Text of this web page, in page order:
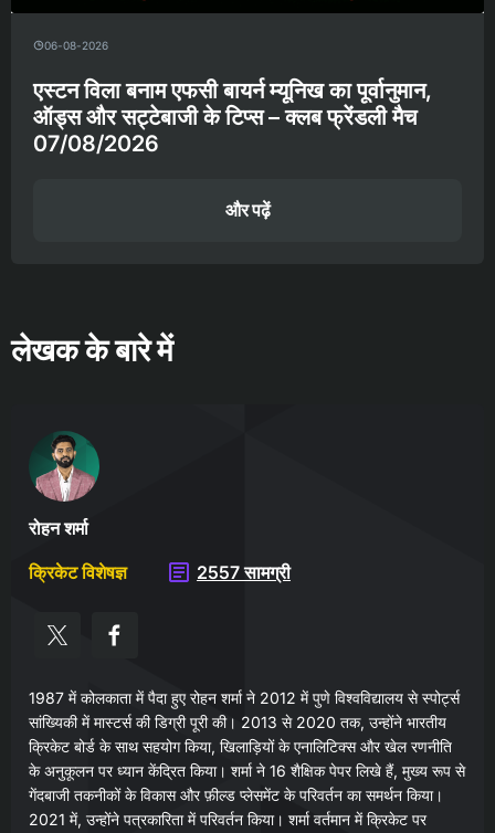
06-08-2026
एस्टन विला बनाम एफसी बायर्न म्यूनिख का पूर्वानुमान,
ऑड्स और सट्टेबाजी के टिप्स – क्लब फ्रेंडली मैच
07/08/2026
और पढ़ें
लेखक के बारे में
रोहन शर्मा
क्रिकेट विशेषज्ञ
2557 सामग्री
1987 में कोलकाता में पैदा हुए रोहन शर्मा ने 2012 में पुणे विश्वविद्यालय से स्पोर्ट्स
सांख्यिकी में मास्टर्स की डिग्री पूरी की। 2013 से 2020 तक, उन्होंने भारतीय
क्रिकेट बोर्ड के साथ सहयोग किया, खिलाड़ियों के एनालिटिक्स और खेल रणनीति
के अनुकूलन पर ध्यान केंद्रित किया। शर्मा ने 16 शैक्षिक पेपर लिखे हैं, मुख्य रूप से
गेंदबाजी तकनीकों के विकास और फ़ील्ड प्लेसमेंट के परिवर्तन का समर्थन किया।
2021 में, उन्होंने पत्रकारिता में परिवर्तन किया। शर्मा वर्तमान में क्रिकेट पर